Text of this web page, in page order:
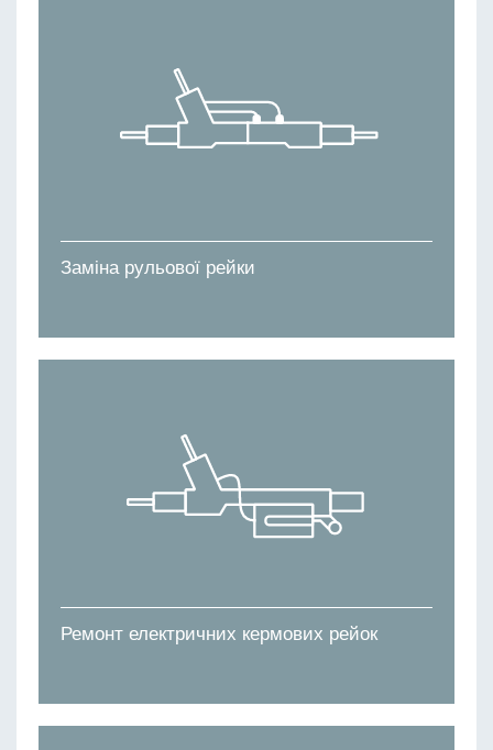
Заміна рульової рейки
Ремонт електричних кермових рейок